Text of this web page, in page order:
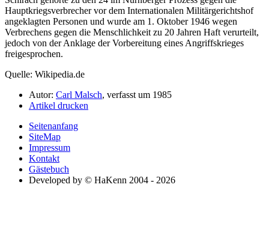
Hauptkriegsverbrecher vor dem Internationalen Militärgerichtshof
angeklagten Personen und wurde am 1. Oktober 1946 wegen
Verbrechens gegen die Menschlichkeit zu 20 Jahren Haft verurteilt,
jedoch von der Anklage der Vorbereitung eines Angriffskrieges
freigesprochen.
Quelle: Wikipedia.de
Autor: Carl Malsch, verfasst um 1985
Artikel drucken
Seitenanfang
SiteMap
Impressum
Kontakt
Gästebuch
Developed by © HaKenn 2004 - 2026